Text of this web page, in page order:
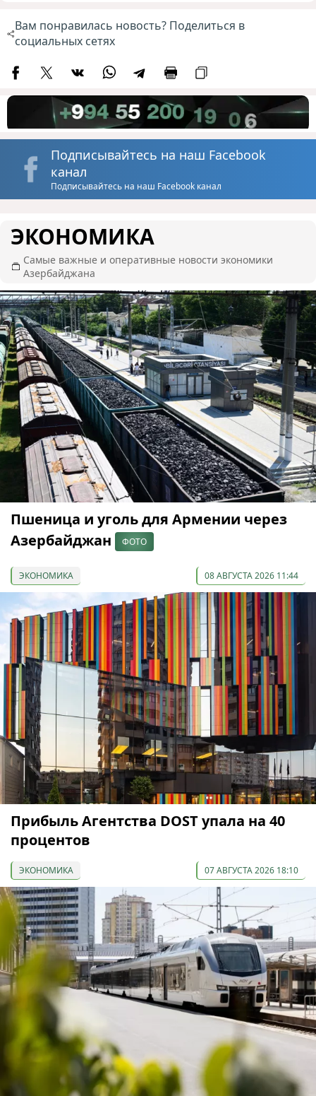
Вам понравилась новость? Поделиться в
социальных сетях
Подписывайтесь на наш Facebook
канал
Подписывайтесь на наш Facebook канал
ЭКОНОМИКА
Самые важные и оперативные новости экономики
Азербайджана
Пшеница и уголь для Армении через
Азербайджан
ФОТО
ЭКОНОМИКА 08 АВГУСТА 2026 11:44
Прибыль Агентства DOST упала на 40
процентов
ЭКОНОМИКА 07 АВГУСТА 2026 18:10